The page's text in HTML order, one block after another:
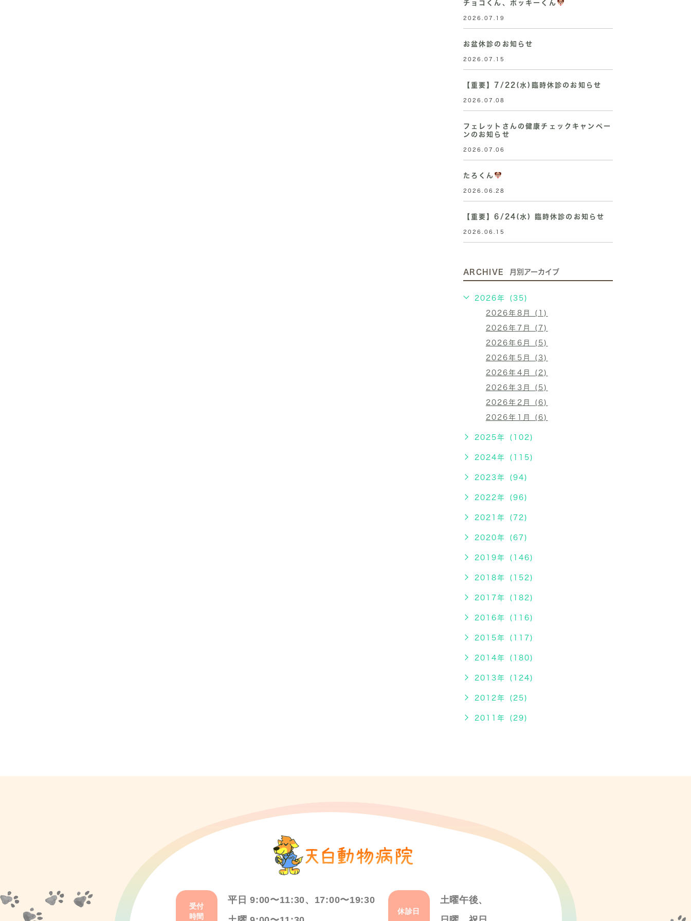
チョコくん、ポッキーくん
2026.07.19
お盆休診のお知らせ
2026.07.15
【重要】7/22(水)臨時休診のお知らせ
2026.07.08
フェレットさんの健康チェックキャンペー
ンのお知らせ
2026.07.06
たろくん
2026.06.28
【重要】6/24(水) 臨時休診のお知らせ
2026.06.15
ARCHIVE 月別アーカイブ
2026年 (35)
2026年8月 (1)
2026年7月 (7)
2026年6月 (5)
2026年5月 (3)
2026年4月 (2)
2026年3月 (5)
2026年2月 (6)
2026年1月 (6)
2025年 (102)
2024年 (115)
2023年 (94)
2022年 (96)
2021年 (72)
2020年 (67)
2019年 (146)
2018年 (152)
2017年 (182)
2016年 (116)
2015年 (117)
2014年 (180)
2013年 (124)
2012年 (25)
2011年 (29)
受付
時間
平日 9:00〜11:30、17:00〜19:30
休診日
土曜午後、